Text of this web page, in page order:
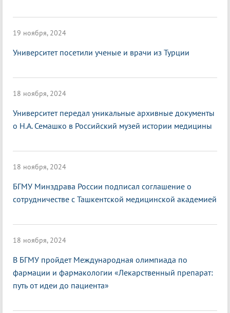
19 ноября, 2024
Университет посетили ученые и врачи из Турции
18 ноября, 2024
Университет передал уникальные архивные документы
о Н.А. Семашко в Российский музей истории медицины
18 ноября, 2024
БГМУ Минздрава России подписал соглашение о
сотрудничестве с Ташкентской медицинской академией
18 ноября, 2024
В БГМУ пройдет Международная олимпиада по
фармации и фармакологии «Лекарственный препарат:
путь от идеи до пациента»